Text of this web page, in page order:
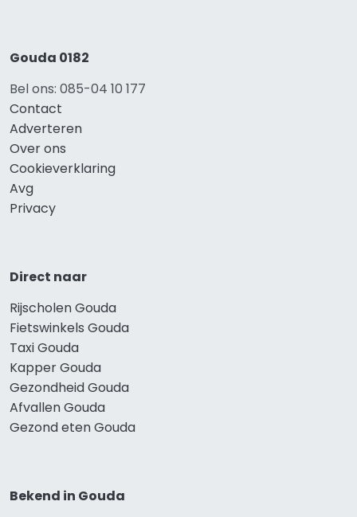
Gouda 0182
Bel ons: 085-04 10 177
Contact
Adverteren
Over ons
Cookieverklaring
Avg
Privacy
Direct naar
Rijscholen Gouda
Fietswinkels Gouda
Taxi Gouda
Kapper Gouda
Gezondheid Gouda
Afvallen Gouda
Gezond eten Gouda
Bekend in Gouda